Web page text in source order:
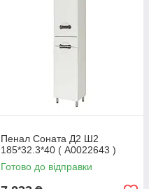
Пенал Соната Д2 Ш2
185*32.3*40 ( А0022643 )
Готово до відправки